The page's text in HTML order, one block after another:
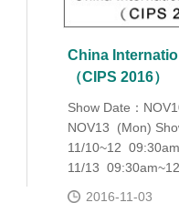
China
（CIPS 2016）
Show Date：
NOV13 (Mon)
11/10~12
11/13
2016-11-03